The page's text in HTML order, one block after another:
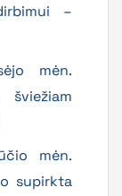
–
mėn.
mėn.
supirkta